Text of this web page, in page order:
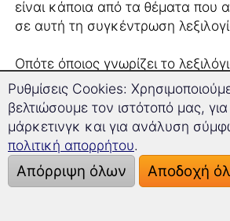
είναι κάποια από τα θέματα που
σε αυτή τη συγκέντρωση
Οπότε όποιος γνωρίζει το
αντιλαμβάνεται τι συμβαίνει
χρειάζεται έπειτα να πει ότι δεν
του έλεγαν...
Ένα χρήσιμο μάθημα – όχι μόνο
εργένηδες.
Ρυθμίσεις Cookies:
βελτιώσουμε τον ιστότοπό μας,
μάρκετινγκ και για ανάλυση
πολιτική απορρήτου.
Απόρριψη όλων Αποδοχή